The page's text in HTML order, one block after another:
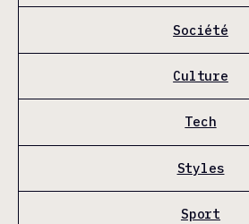
Société
Culture
Tech
Styles
Sport